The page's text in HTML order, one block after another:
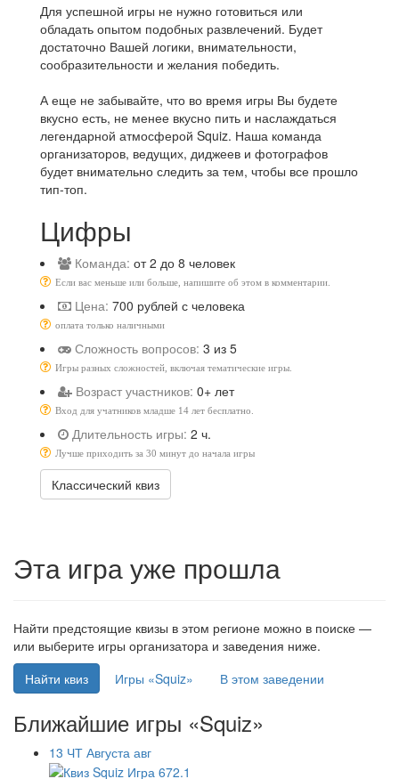
Для успешной игры не нужно готовиться или
обладать опытом подобных развлечений. Будет
достаточно Вашей логики, внимательности,
сообразительности и желания победить.
А еще не забывайте, что во время игры Вы будете
вкусно есть, не менее вкусно пить и наслаждаться
легендарной атмосферой Squiz. Наша команда
организаторов, ведущих, диджеев и фотографов
будет внимательно следить за тем, чтобы все прошло
тип-топ.
Цифры
Команда: от 2 до 8 человек
Если вас меньше или больше, напишите об этом в комментарии.
Цена: 700 рублей с человека
оплата только наличными
Сложность вопросов: 3 из 5
Игры разных сложностей, включая тематические игры.
Возраст участников: 0+ лет
Вход для учатников младше 14 лет бесплатно.
Длительность игры: 2 ч.
Лучше приходить за 30 минут до начала игры
Классический квиз
Эта игра уже прошла
Найти предстоящие квизы в этом регионе можно в поиске —
или выберите игры организатора и заведения ниже.
Найти квиз
Игры «Squiz» В этом заведении
Ближайшие игры «Squiz»
13 ЧТ Августа авг